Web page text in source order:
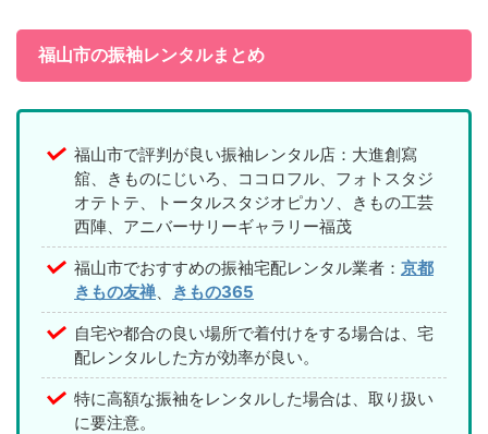
福山市の振袖レンタルまとめ
福山市で評判が良い振袖レンタル店：大進創寫
舘、きものにじいろ、ココロフル、フォトスタジ
オテトテ、トータルスタジオピカソ、きもの工芸
西陣、アニバーサリーギャラリー福茂
福山市でおすすめの振袖宅配レンタル業者： 京都
きもの友禅
きもの365
自宅や都合の良い場所で着付けをする場合は、宅
配レンタルした方が効率が良い。
特に高額な振袖をレンタルした場合は、取り扱い
に要注意。